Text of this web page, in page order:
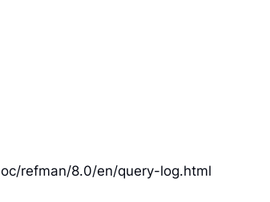
refman/8.0/en/query-log.html